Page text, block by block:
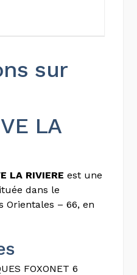
sur
LA
LA RIVIERE est une
dans le
Orientales – 66, en
FOXONET 6